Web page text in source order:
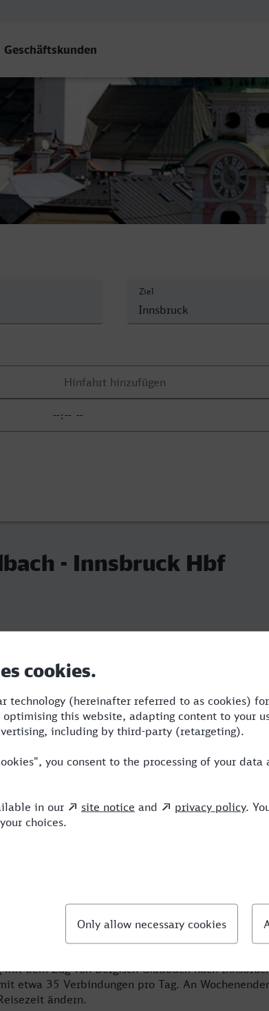
Geschäftskunden
Ziel
- Innsbruck Hbf
6:55 3 S,RJ,ICE
Verbindung von Bergisch Gladbach nach
dem Zug von Bergisch Gladbach nach
etwa 35 Verbindungen pro Tag. An
ändern.